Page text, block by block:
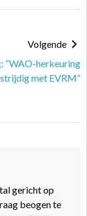
Volgende
“WAO-herkeuring
strijdig met EVRM”
gericht op
beogen te